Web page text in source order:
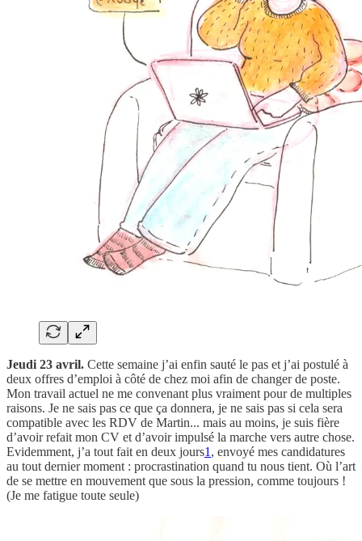
Jeudi 23 avril. Cette semaine j’ai enfin sauté le pas et j’ai postulé à
deux offres d’emploi à côté de chez moi afin de changer de poste.
Mon travail actuel ne me convenant plus vraiment pour de multiples
raisons. Je ne sais pas ce que ça donnera, je ne sais pas si cela sera
compatible avec les RDV de Martin... mais au moins, je suis fière
d’avoir refait mon CV et d’avoir impulsé la marche vers autre chose.
Evidemment, j’a tout fait en deux jours1, envoyé mes candidatures
au tout dernier moment : procrastination quand tu nous tient. Où l’art
de se mettre en mouvement que sous la pression, comme toujours !
(Je me fatigue toute seule)